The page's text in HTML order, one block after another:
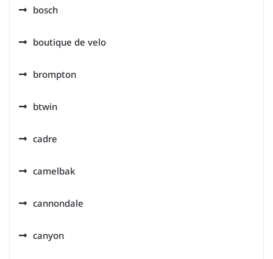
bosch
boutique de velo
brompton
btwin
cadre
camelbak
cannondale
canyon